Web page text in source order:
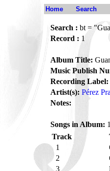
Home Search
Search : bt =
Record : 1
Album Title:
Music Publish
Recording Label:
Artist(s): Pérez
Notes:
Songs in Album:
Track
1
2
3